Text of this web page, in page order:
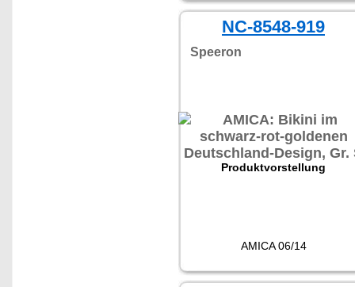
NC-8548-919
Speeron
Produktvorstellung
AMICA 06/14